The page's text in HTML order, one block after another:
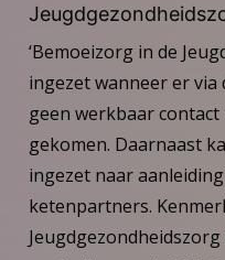
‘Bemoeizorg in de
ingezet wanneer er via
geen werkbaar
gekomen. Daarnaast
ingezet naar
ketenpartners.